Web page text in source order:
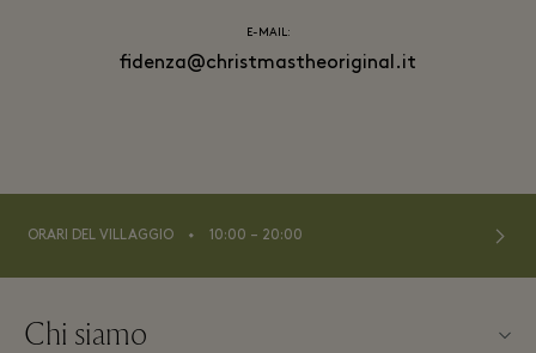
E-MAIL:
fidenza@christmastheoriginal.it
ORARI DEL VILLAGGIO ⬩ 10:00 – 20:00
Chi siamo